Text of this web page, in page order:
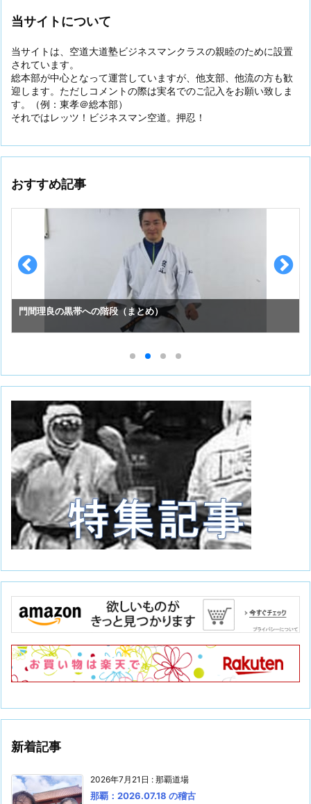
当サイトについて
当サイトは、空道大道塾ビジネスマンクラスの親睦のために設置
されています。
総本部が中心となって運営していますが、他支部、他流の方も歓
迎します。ただしコメントの際は実名でのご記入をお願い致しま
す。（例：東孝＠総本部）
それではレッツ！ビジネスマン空道。押忍！
おすすめ記事
門間理良の黒帯への階段（まとめ）
新着記事
2026年7月21日 : 那覇道場
那覇：2026.07.18 の稽古